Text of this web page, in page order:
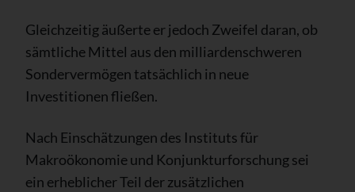
Gleichzeitig äußerte er jedoch Zweifel daran, ob
sämtliche Mittel aus den milliardenschweren
Sondervermögen tatsächlich in neue
Investitionen fließen.
Nach Einschätzungen des Instituts für
Makroökonomie und Konjunkturforschung sei
ein erheblicher Teil der zusätzlichen